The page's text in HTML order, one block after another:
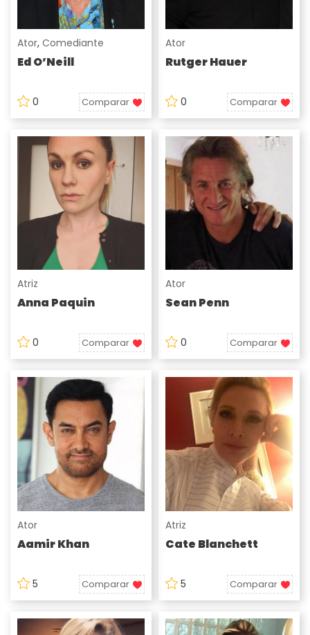
Ator, Comediante
Ed O’Neill
0 Comparar
Ator
Rutger Hauer
0 Comparar
Atriz
Anna Paquin
0 Comparar
Ator
Sean Penn
0 Comparar
Ator
Aamir Khan
5 Comparar
Atriz
Cate Blanchett
5 Comparar